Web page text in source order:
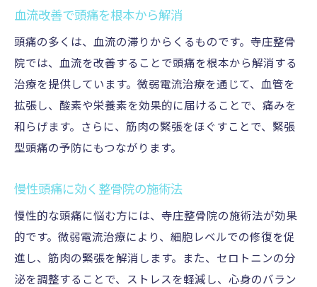
血流改善で頭痛を根本から解消
頭痛の多くは、血流の滞りからくるものです。寺庄整骨
院では、血流を改善することで頭痛を根本から解消する
治療を提供しています。微弱電流治療を通じて、血管を
拡張し、酸素や栄養素を効果的に届けることで、痛みを
和らげます。さらに、筋肉の緊張をほぐすことで、緊張
型頭痛の予防にもつながります。
慢性頭痛に効く整骨院の施術法
慢性的な頭痛に悩む方には、寺庄整骨院の施術法が効果
的です。微弱電流治療により、細胞レベルでの修復を促
進し、筋肉の緊張を解消します。また、セロトニンの分
泌を調整することで、ストレスを軽減し、心身のバラン